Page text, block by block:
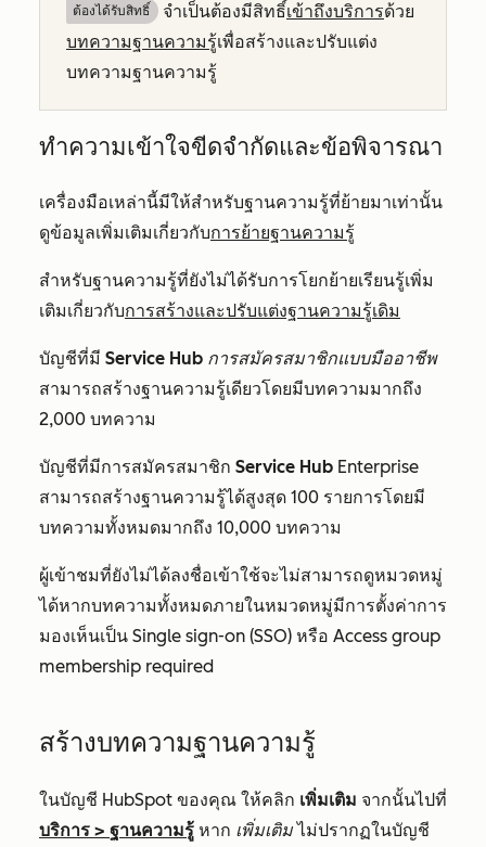
ต้องได้รับสิทธิ์​ จำเป็นต้องมีสิทธิ์เข้าถึงบริการด้วย
บทความฐานความรู้เพื่อสร้างและปรับแต่ง
บทความฐานความรู้
ทำความเข้าใจขีดจำกัดและข้อพิจารณา
เครื่องมือเหล่านี้มีให้สำหรับฐานความรู้ที่ย้ายมาเท่านั้น
ดูข้อมูลเพิ่มเติมเกี่ยวกับการย้ายฐานความรู้
สำหรับฐานความรู้ที่ยังไม่ได้รับการโยกย้ายเรียนรู้เพิ่ม
เติมเกี่ยวกับการสร้างและปรับแต่งฐานความรู้เดิม
บัญชีที่มี Service Hub การสมัครสมาชิกแบบมืออาชีพ
สามารถสร้างฐานความรู้เดียวโดยมีบทความมากถึง
2,000 บทความ
บัญชีที่มีการสมัครสมาชิก Service Hub Enterprise
สามารถสร้างฐานความรู้ได้สูงสุด 100 รายการโดยมี
บทความทั้งหมดมากถึง 10,000 บทความ
ผู้เข้าชมที่ยังไม่ได้ลงชื่อเข้าใช้จะไม่สามารถดูหมวดหมู่
ได้หากบทความทั้งหมดภายในหมวดหมู่มีการตั้งค่าการ
มองเห็นเป็น Single sign-on (SSO) หรือ Access group
membership required
สร้างบทความฐานความรู้
ในบัญชี HubSpot ของคุณ ให้คลิก เพิ่มเติม จากนั้นไปที่
บริการ > ฐานความรู้ หาก เพิ่มเติมไม่ปรากฏในบัญชี